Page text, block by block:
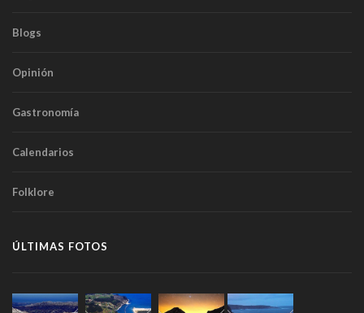
Blogs
Opinión
Gastronomía
Calendarios
Folklore
ÚLTIMAS FOTOS